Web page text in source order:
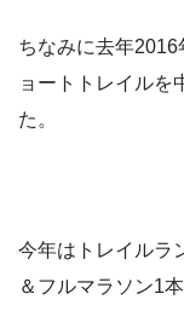
ちなみに去年
ョートトレイルを
た。
今年はトレイルラ
＆フルマラソン1